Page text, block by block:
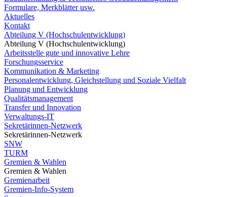
Formulare, Merkblätter usw.
Aktuelles
Kontakt
Abteilung V (Hochschulentwicklung)
Abteilung V (Hochschulentwicklung)
Arbeitsstelle gute und innovative Lehre
Forschungsservice
Kommunikation & Marketing
Personalentwicklung, Gleichstellung und Soziale Vielfalt
Planung und Entwicklung
Qualitätsmanagement
Transfer und Innovation
Verwaltungs-IT
Sekretärinnen-Netzwerk
Sekretärinnen-Netzwerk
SNW
TURM
Gremien & Wahlen
Gremien & Wahlen
Gremienarbeit
Gremien-Info-System